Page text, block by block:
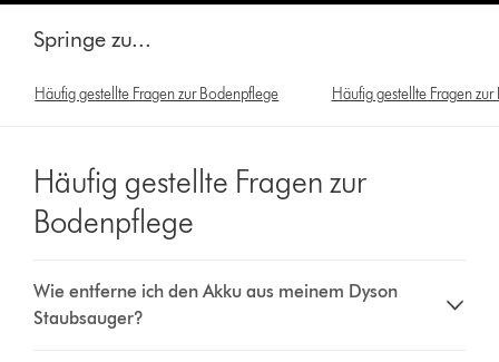
Springe zu...
Häufig gestellte Fragen zur Bodenpflege Häufig gestellte Fragen
Häufig gestellte Fragen zur
Bodenpflege
Wie entferne ich den Akku aus meinem Dyson
Staubsauger?